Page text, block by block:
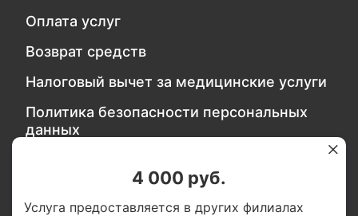
4 000 руб.
Услуга предоставляется в других филиалах
Оплата услуг
Возврат средств
Налоговый вычет за медицинские услуги
Политика безопасности персональных
данных
Обратитесь в службу качества